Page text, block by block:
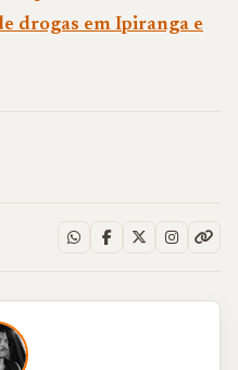
drogas em Ipiranga e